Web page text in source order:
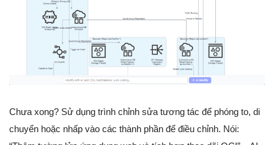
Chưa xong? Sử dụng trình chỉnh sửa tương tác để phóng to, di
chuyển hoặc nhấp vào các thành phần để điều chỉnh. Nói: